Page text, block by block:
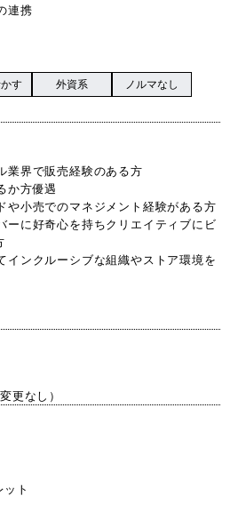
連携
す 外資系
ノルマなし
業界で販売経験のある方
か方優遇
小売でのマネジメント経験がある方
に好奇心を持ちクリエイティブにビ
ンクルーシブな組織やストア環境を
更なし）
ト